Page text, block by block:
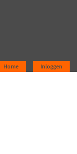
Inloggen
Home